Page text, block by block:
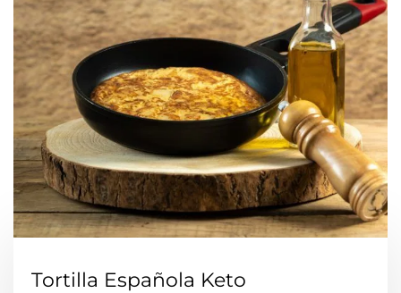
Tortilla Española Keto